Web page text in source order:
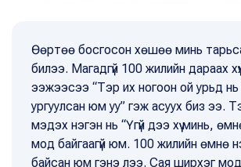
Өөртөө босгосон хөшөө минь
билээ. Магадгүй 100 жилийн дараах
ээжээсээ “Тэр их ногоон ой урьд нь
ургуулсан юм уу” гэж асуух биз ээ. Тэр
мэдэх нэгэн нь “Үгүй дээ хүү минь,
мод байгаагүй юм. 100 жилийн өмнө
байсан юм гэнэ лээ. Сая ширхэг